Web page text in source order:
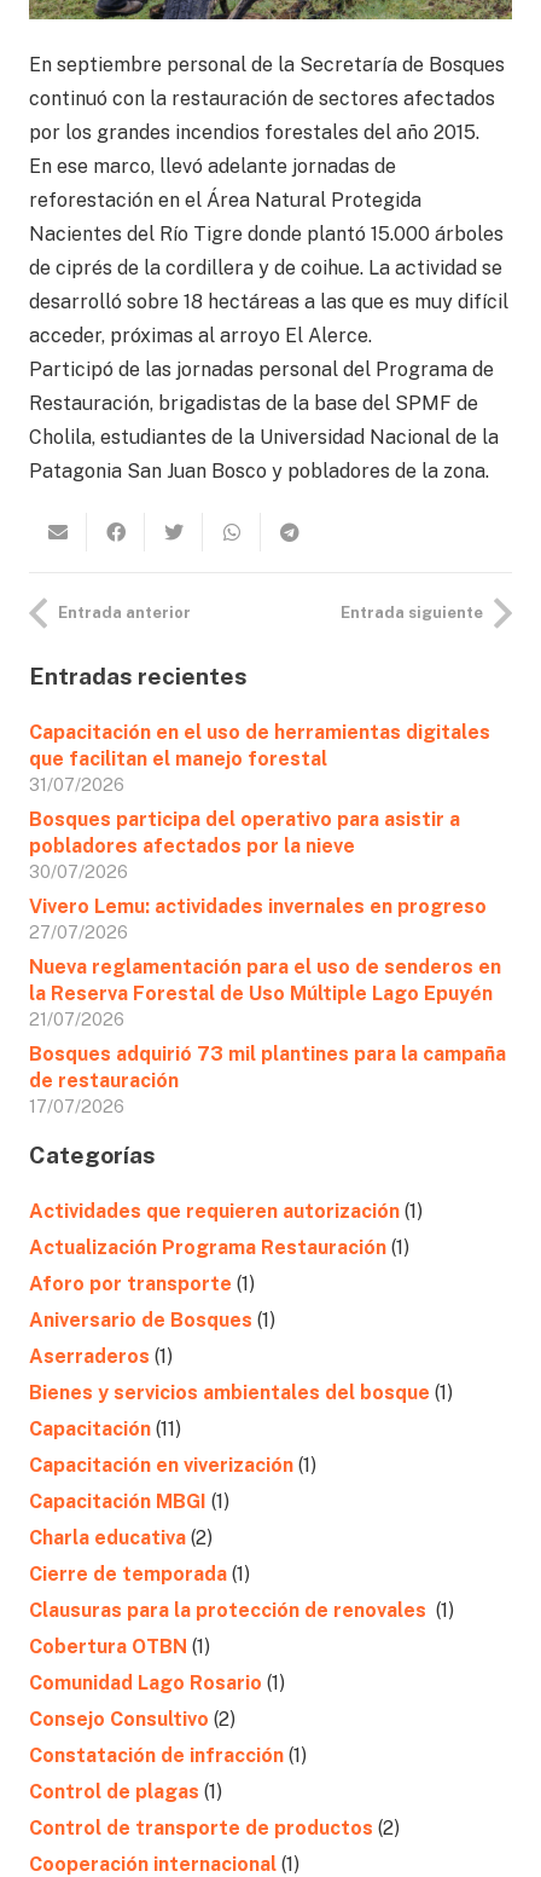
En septiembre personal de la Secretaría de Bosques
continuó con la restauración de sectores afectados
por los grandes incendios forestales del año 2015.
En ese marco, llevó adelante jornadas de
reforestación en el Área Natural Protegida
Nacientes del Río Tigre donde plantó 15.000 árboles
de ciprés de la cordillera y de coihue. La actividad se
desarrolló sobre 18 hectáreas a las que es muy difícil
acceder, próximas al arroyo El Alerce.
Participó de las jornadas personal del Programa de
Restauración, brigadistas de la base del SPMF de
Cholila, estudiantes de la Universidad Nacional de la
Patagonia San Juan Bosco y pobladores de la zona.
Entrada anterior Entrada siguiente
Entradas recientes
Capacitación en el uso de herramientas digitales
que facilitan el manejo forestal
31/07/2026
Bosques participa del operativo para asistir a
pobladores afectados por la nieve
30/07/2026
Vivero Lemu: actividades invernales en progreso
27/07/2026
Nueva reglamentación para el uso de senderos en
la Reserva Forestal de Uso Múltiple Lago Epuyén
21/07/2026
Bosques adquirió 73 mil plantines para la campaña
de restauración
17/07/2026
Categorías
Actividades que requieren autorización (1)
Actualización Programa Restauración (1)
Aforo por transporte (1)
Aniversario de Bosques (1)
Aserraderos (1)
Bienes y servicios ambientales del bosque (1)
Capacitación (11)
Capacitación en viverización (1)
Capacitación MBGI (1)
Charla educativa (2)
Cierre de temporada (1)
Clausuras para la protección de renovales (1)
Cobertura OTBN (1)
Comunidad Lago Rosario (1)
Consejo Consultivo (2)
Constatación de infracción (1)
Control de plagas (1)
Control de transporte de productos (2)
Cooperación internacional (1)